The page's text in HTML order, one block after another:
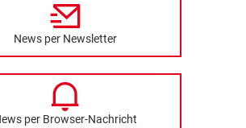
News per Newsletter
per Browser-Nachricht